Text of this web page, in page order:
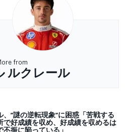
from
ルクレール
、”謎の逆転現象”に困惑「苦戦する
で好成績を収め、好成績を収めるは
不振に陥っている」